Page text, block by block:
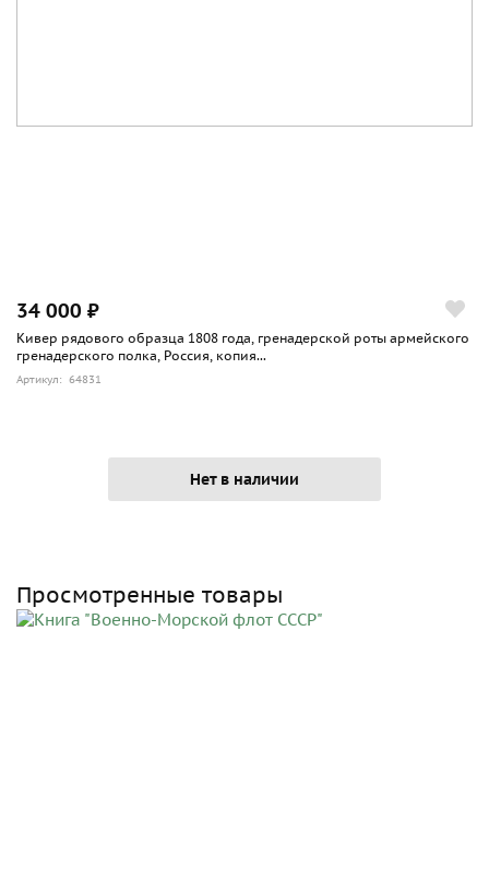
34 000 ₽
Кивер рядового образца 1808 года, гренадерской роты армейского
гренадерского полка, Россия, копия...
Артикул: 64831
Нет в наличии
Просмотренные товары